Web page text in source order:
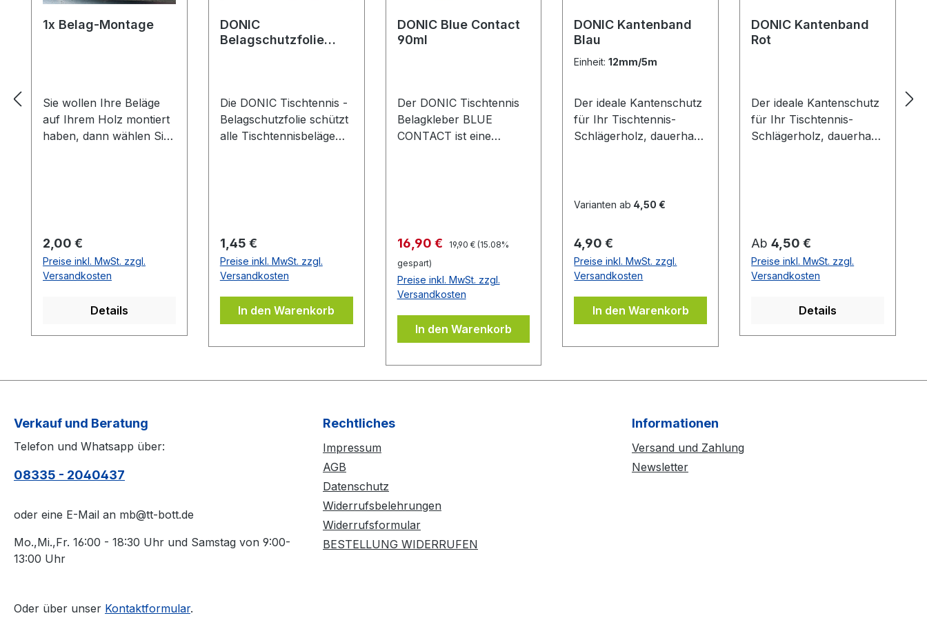
1x Belag-Montage
Sie wollen Ihre Beläge
auf Ihrem Holz montiert
haben, dann wählen Sie
die Vorhandseite auf der
das Emblem bzw. eine
Aufschrift zu sehen
bei der Belag Montage
inklusive.Bei den
KEINE Belag-Montage
legen.
Regulärer Preis:
2,00 €
Preise inkl. MwSt. zzgl.
Versandkosten
Details
DONIC
Belagschutzfolie
Die DONIC Tischtennis -
Belagschutzfolie schützt
alle Tischtennisbeläge
Haftung durch leicht
selbstklebende
Eigenschaften der Folie
auf Ihrem Belag.
Oberfläche des Belages
(z.B. mit einem DONIC
die Belagschutzfolie
Regulärer Preis:
1,45 €
Preise inkl. MwSt. zzgl.
Versandkosten
In den Warenkorb
DONIC Blue Contact
90ml
Der DONIC Tischtennis
Belagkleber BLUE
CONTACT ist eine
Konsistenz sorgt für eine
verbesserte
Klebewirkung und die
Beläge können auch
wieder problemlos
abgezogen werden,
Schwamm ausreißt bzw.
beschädigt wird. Durch
CONTACT beinhaltet
keine flüchtigen
organischen
Lösungsmittel und darf
Verkaufspreis:
16,90 € Regulärer Preis:
19,90 € (15.08%
gespart)
Preise inkl. MwSt. zzgl.
Versandkosten
In den Warenkorb
DONIC Kantenband
Blau
Einheit:12mm/5m
Der ideale Kantenschutz
für Ihr Tischtennis-
Schlägerholz, dauerhaft
Varianten ab 4,50 €
Regulärer Preis:
4,90 €
Preise inkl. MwSt. zzgl.
Versandkosten
In den Warenkorb
DONIC Kantenband
Rot
Der ideale Kantenschutz
für Ihr Tischtennis-
Schlägerholz, dauerhaft
Regulärer Preis:
Ab4,50 €
Preise inkl. MwSt. zzgl.
Versandkosten
Details
Verkauf und Beratung
Telefon und Whatsapp über:
08335 - 2040437
oder eine E-Mail an mb@tt-bott.de
Mo.,Mi.,Fr. 16:00 - 18:30 Uhr und Samstag von 9:00-
13:00 Uhr
Oder über unser Kontaktformular.
Rechtliches
Impressum
AGB
Datenschutz
Widerrufsbelehrungen
Widerrufsformular
BESTELLUNG WIDERRUFEN
Informationen
Versand und Zahlung
Newsletter